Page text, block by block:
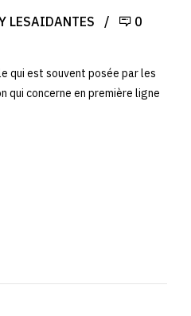
LESAIDANTES 0
qui est souvent posée par les
qui concerne en première ligne